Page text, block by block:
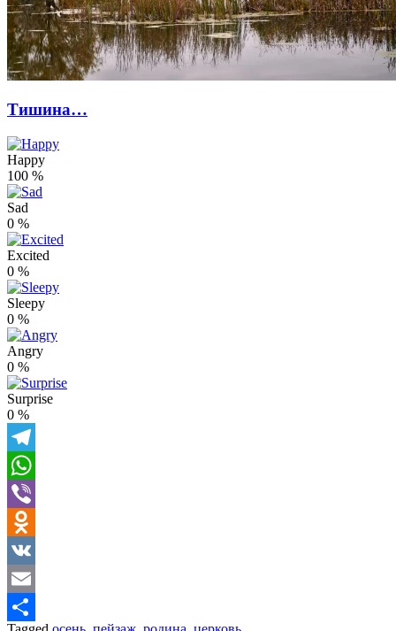
Тишина…
Happy
100 %
Sad
0 %
Excited
0 %
Sleepy
0 %
Angry
0 %
Surprise
0 %
Telegram
WhatsApp
Viber
Odnoklassniki
VK
Email